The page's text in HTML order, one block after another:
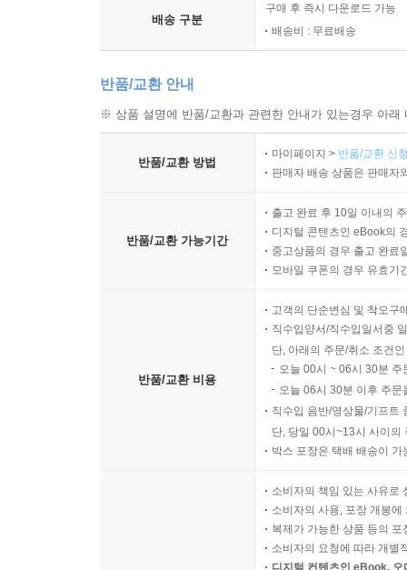
배송 구분
구매 후 즉시 다운로드 가능
배송비 : 무료배송
반품/교환 안내
※ 상품 설명에 반품/교환과 관련한 안내가 있는경우 아
반품/교환 방법
마이페이지 > 반품/교환 신
판매자 배송 상품은 판매자
반품/교환 가능기간
출고 완료 후 10일 이내의
디지털 콘텐츠인 eBook의
중고상품의 경우 출고 완료
모바일 쿠폰의 경우 유효기
반품/교환 비용
고객의 단순변심 및 착오구
직수입양서/직수입일서중
단, 아래의 주문/취소 조건
오늘 00시 ~ 06시 30분
오늘 06시 30분 이후 주
직수입 음반/영상물/기프트
단, 당일 00시~13시 사이의
박스 포장은 택배 배송이
소비자의 책임 있는 사유로
소비자의 사용, 포장 개봉
복제가 가능한 상품 등의
소비자의 요청에 따라 개별
디지털 컨텐츠인 eBook,